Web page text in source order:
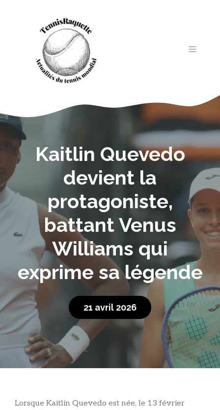
MENU
Kaitlin Quevedo
devient la
protagoniste,
battant Venus
Williams qui
exprime sa légende
21 avril 2026
Lorsque Kaitlin Quevedo est née, le 13 février